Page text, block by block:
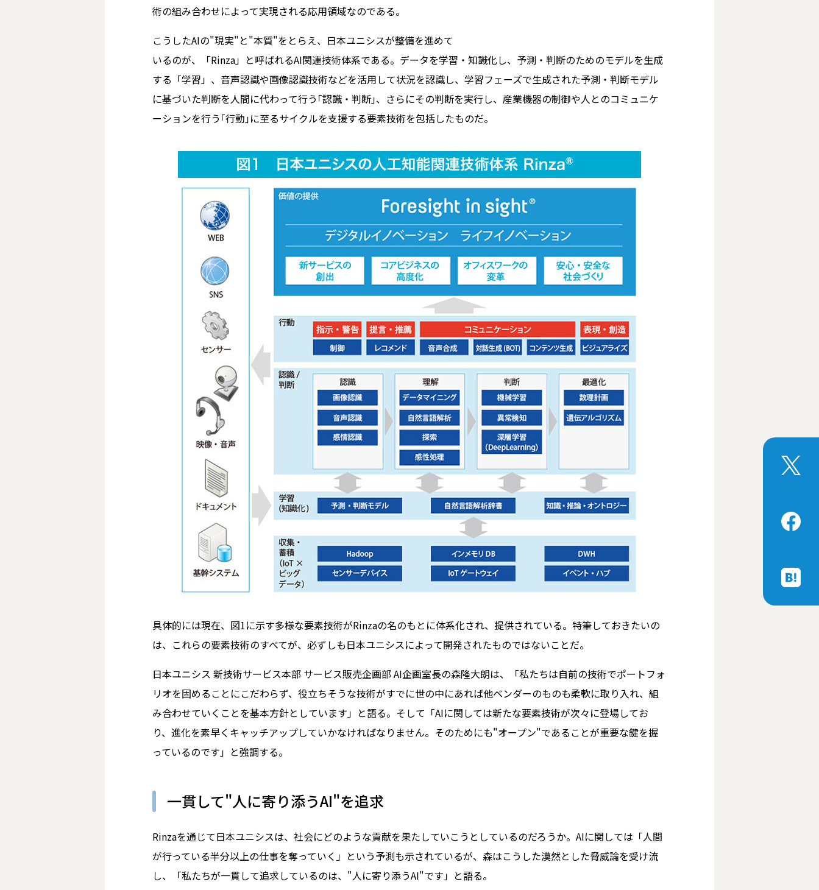
術の組み合わせによって実現される応用領域なのである。
こうしたAIの"現実"と"本質"をとらえ、日本ユニシスが整備を進めて
いるのが、「Rinza」と呼ばれるAI関連技術体系である。データを学習・知識化し、予測・判断のためのモデルを生成
する「学習」、音声認識や画像認識技術などを活用して状況を認識し、学習フェーズで生成された予測・判断モデル
に基づいた判断を人間に代わって行う｢認識・判断｣、さらにその判断を実行し、産業機器の制御や人とのコミュニケ
ーションを行う｢行動｣に至るサイクルを支援する要素技術を包括したものだ。
具体的には現在、図1に示す多様な要素技術がRinzaの名のもとに体系化され、提供されている。特筆しておきたいの
は、これらの要素技術のすべてが、必ずしも日本ユニシスによって開発されたものではないことだ。
日本ユニシス 新技術サービス本部 サービス販売企画部 AI企画室長の森隆大朗は、「私たちは自前の技術でポートフォ
リオを固めることにこだわらず、役立ちそうな技術がすでに世の中にあれば他ベンダーのものも柔軟に取り入れ、組
み合わせていくことを基本方針としています」と語る。そして「AIに関しては新たな要素技術が次々に登場してお
り、進化を素早くキャッチアップしていかなければなりません。そのためにも"オープン"であることが重要な鍵を握
っているのです」と強調する。
一貫して"人に寄り添うAI"を追求
Rinzaを通じて日本ユニシスは、社会にどのような貢献を果たしていこうとしているのだろうか。AIに関しては「人間
が行っている半分以上の仕事を奪っていく」という予測も示されているが、森はこうした漠然とした脅威論を受け流
し、「私たちが一貫して追求しているのは、"人に寄り添うAI"です」と語る。